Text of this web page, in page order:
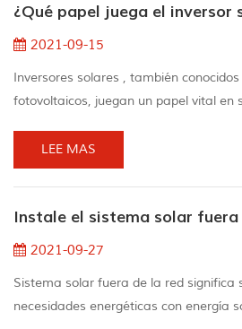
instalar un sistema solar casero.
2021-09-15
Inversores solares , también
fotovoltaicos, juegan un papel vital en
Los inversores de paneles solares son
corriente continua en corriente alterna.
proporcionar corriente c...
LEE MAS
Instale el sistema solar fuera
2021-09-27
Sistema solar fuera de la red significa
necesidades energéticas con energía